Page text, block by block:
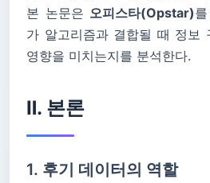
본 논문은 오피스타(Opstar)
가 알고리즘과 결합될 때 정보
영향을 미치는지를 분석한다.
Ⅱ. 본론
1. 후기 데이터의 역할